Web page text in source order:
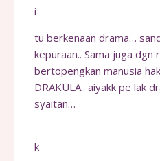
i
tu berkenaan drama…
kepuraan.. Sama juga
bertopengkan manusia
DRAKULA.. aiyakk pe lak
syaitan…
k